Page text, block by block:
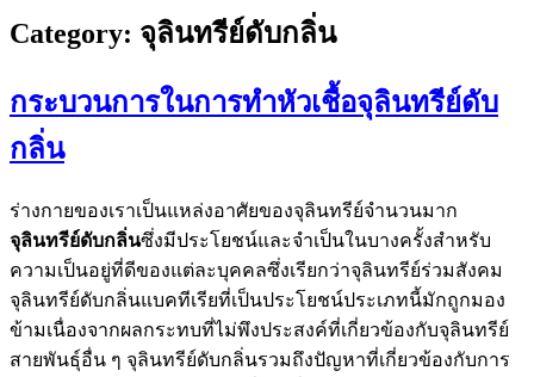
Category: จุลินทรีย์ดับกลิ่น
กระบวนการในการทำหัวเชื้อจุลินทรีย์ดับ
กลิ่น
ร่างกายของเราเป็นแหล่งอาศัยของจุลินทรีย์จำนวนมาก
จุลินทรีย์ดับกลิ่นซึ่งมีประโยชน์และจำเป็นในบางครั้งสำหรับ
ความเป็นอยู่ที่ดีของแต่ละบุคคลซึ่งเรียกว่าจุลินทรีย์ร่วมสังคม
จุลินทรีย์ดับกลิ่นแบคทีเรียที่เป็นประโยชน์ประเภทนี้มักถูกมอง
ข้ามเนื่องจากผลกระทบที่ไม่พึงประสงค์ที่เกี่ยวข้องกับจุลินทรีย์
สายพันธุ์อื่น ๆ จุลินทรีย์ดับกลิ่นรวมถึงปัญหาที่เกี่ยวข้องกับการ